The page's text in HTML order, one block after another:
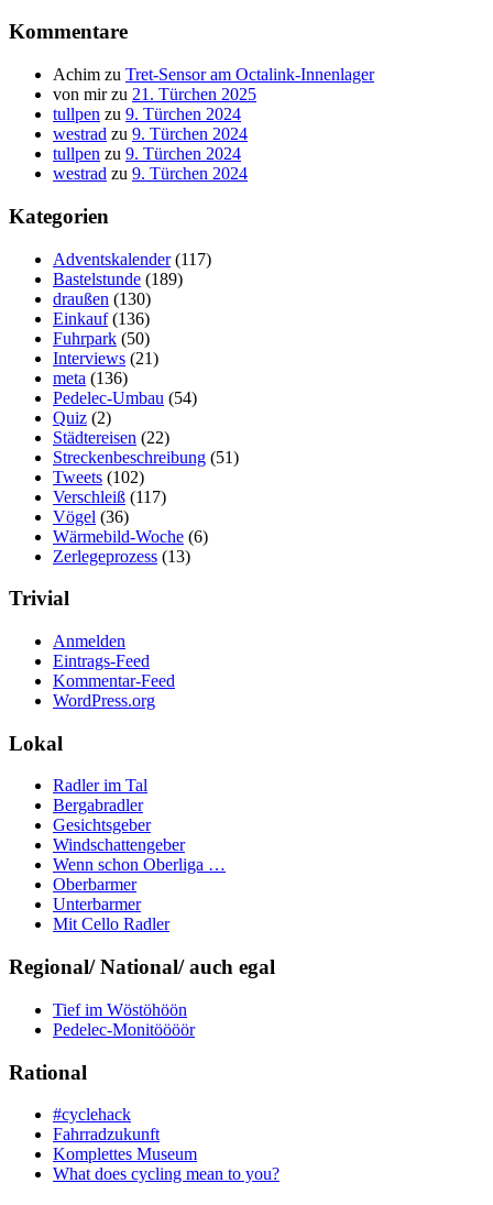
Kommentare
Achim zu Tret-Sensor am Octalink-Innenlager
von mirzu 21. Türchen 2025
tullpen zu 9. Türchen 2024
westrad zu 9. Türchen 2024
tullpen zu 9. Türchen 2024
westrad zu 9. Türchen 2024
Kategorien
Adventskalender(117)
Bastelstunde (189)
draußen (130)
Einkauf(136)
Fuhrpark (50)
Interviews (21)
meta (136)
Pedelec-Umbau (54)
Quiz (2)
Städtereisen (22)
Streckenbeschreibung (51)
Tweets (102)
Verschleiß (117)
Vögel (36)
Wärmebild-Woche (6)
Zerlegeprozess (13)
Trivial
Anmelden
Eintrags-Feed
Kommentar-Feed
WordPress.org
Lokal
Radler im Tal
Bergabradler
Gesichtsgeber
Windschattengeber
Wenn schon Oberliga …
Oberbarmer
Unterbarmer
Mit Cello Radler
Regional/ National/ auch egal
Tief im Wöstöhöön
Pedelec-Monitöööör
Rational
#cyclehack
Fahrradzukunft
Komplettes Museum
What does cycling mean to you?